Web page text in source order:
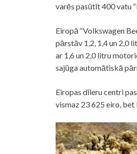
varēs pasūtīt 400 vatu
Eiropā “Volkswagen
pārstāv 1,2, 1,4 un 2,0
ar 1,6 un 2,0 litru
sajūga automātiskā
Eiropas dīleru centri
vismaz 23 625 eiro,